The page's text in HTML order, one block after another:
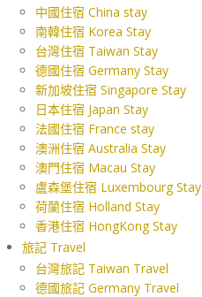
中國住宿 China stay
南韓住宿 Korea Stay
台灣住宿 Taiwan Stay
德國住宿 Germany Stay
新加坡住宿 Singapore Stay
日本住宿 Japan Stay
法國住宿 France stay
澳洲住宿 Australia Stay
澳門住宿 Macau Stay
盧森堡住宿 Luxembourg Stay
荷蘭住宿 Holland Stay
香港住宿 HongKong Stay
旅記 Travel
台灣旅記 Taiwan Travel
德國旅記 Germany Travel